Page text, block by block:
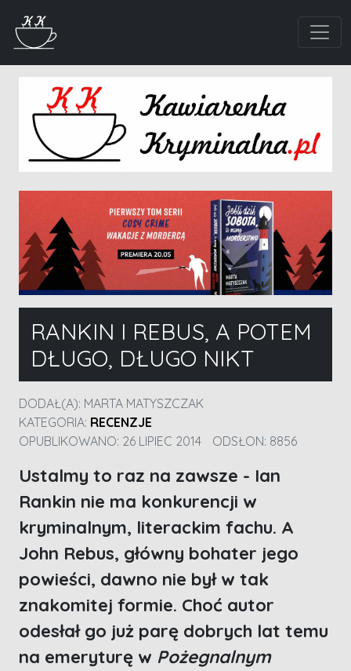
RANKIN I REBUS, A POTEM
DŁUGO, DŁUGO NIKT
DODAŁ(A): MARTA MATYSZCZAK
KATEGORIA: RECENZJE
OPUBLIKOWANO: 26 LIPIEC 2014
ODSŁON: 8856
Ustalmy to raz na zawsze - Ian
Rankin nie ma konkurencji w
kryminalnym, literackim fachu. A
John Rebus, główny bohater jego
powieści, dawno nie był w tak
znakomitej formie. Choć autor
odesłał go już parę dobrych lat temu
na emeryturę w Pożegnalnym